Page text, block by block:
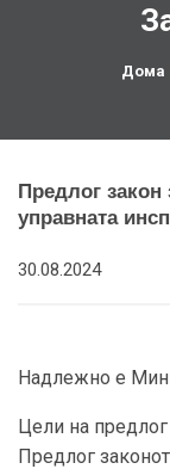
Дома
Предлог закон
управната
30.08.2024
Надлежно е
Цели на предлог
Предлог